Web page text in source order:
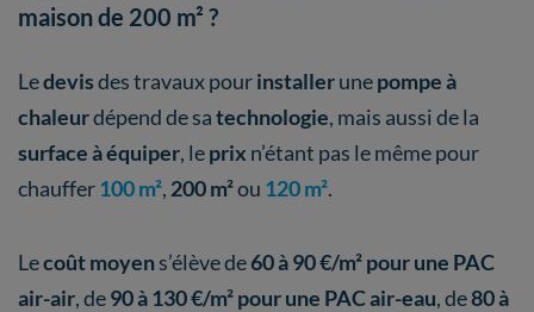
maison de 200 m² ?
Ledevisdes travaux pourinstallerunepompe à
chaleurdépend de satechnologie, mais aussi de la
surface à équiper, leprix n’étant pas le même pour
chauffer100 m², 200 m²ou 120 m².
Lecoût moyens’élève de60 à 90 €/m² pour une PAC
air-air, de90 à 130 €/m² pour une PAC air-eau, de80 à